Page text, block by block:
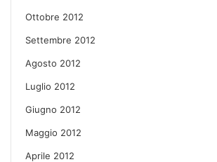
Ottobre 2012
Settembre 2012
Agosto 2012
Luglio 2012
Giugno 2012
Maggio 2012
Aprile 2012